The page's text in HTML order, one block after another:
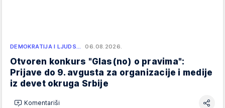
DEMOKRATIJA I LJUDS… 06.08.2026.
Otvoren konkurs "Glas(no) o pravima":
Prijave do 9. avgusta za organizacije i medije
iz devet okruga Srbije
Komentariši